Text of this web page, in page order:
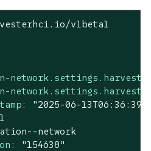
v1beta1
"2025-06-
network
"154638"